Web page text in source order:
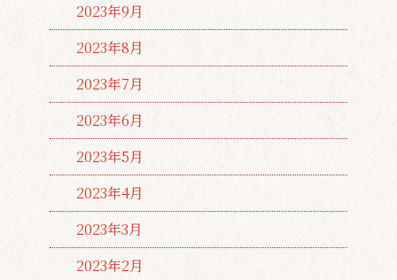
2023年9月
2023年8月
2023年7月
2023年6月
2023年5月
2023年4月
2023年3月
2023年2月